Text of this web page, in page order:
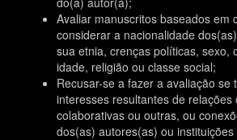
Avaliar manuscritos baseados em
considerar a nacionalidade
sua etnia, crenças políticas, sexo,
idade, religião ou classe social;
Recusar-se a fazer a avaliação se
interesses resultantes de relações
colaborativas ou outras, ou
dos(as) autores(as) ou